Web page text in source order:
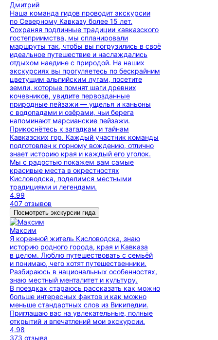
Дмитрий
Наша команда гидов проводит экскурсии
по Северному Кавказу более 15 лет.
Сохраняя подлинные традиции кавказского
гостеприимства, мы спланировали
маршруты так, чтобы вы погрузились в своё
идеальное путешествие и наслаждались
отдыхом наедине с природой. На наших
экскурсиях вы прогуляетесь по бескрайним
цветущим альпийским лугам, посетите
земли, которые помнят шаги древних
кочевников, увидите первозданные
природные пейзажи — ущелья и каньоны
с водопадами и озёрами, чьи берега
напоминают марсианские пейзажи.
Прикоснётесь к загадкам и тайнам
Кавказских гор. Каждый участник команды
подготовлен к горному вождению, отлично
знает историю края и каждый его уголок.
Мы с радостью покажем вам самые
красивые места в окрестностях
Кисловодска, поделимся местными
традициями и легендами.
4.99
407 отзывов
Посмотреть экскурсии гида
Максим
Я коренной житель Кисловодска, знаю
историю родного города, края и Кавказа
в целом. Люблю путешествовать с семьёй
и понимаю, чего хотят путешественники.
Разбираюсь в национальных особенностях,
знаю местный менталитет и культуру.
В поездках стараюсь рассказать как можно
больше интересных фактов и как можно
меньше стандартных слов из Википедии.
Приглашаю вас на увлекательные, полные
открытий и впечатлений мои экскурсии.
4.98
373 отзыва